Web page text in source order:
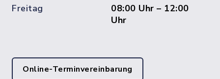
Freitag
08:00 Uhr – 12:00
Uhr
Online-Terminvereinbarung